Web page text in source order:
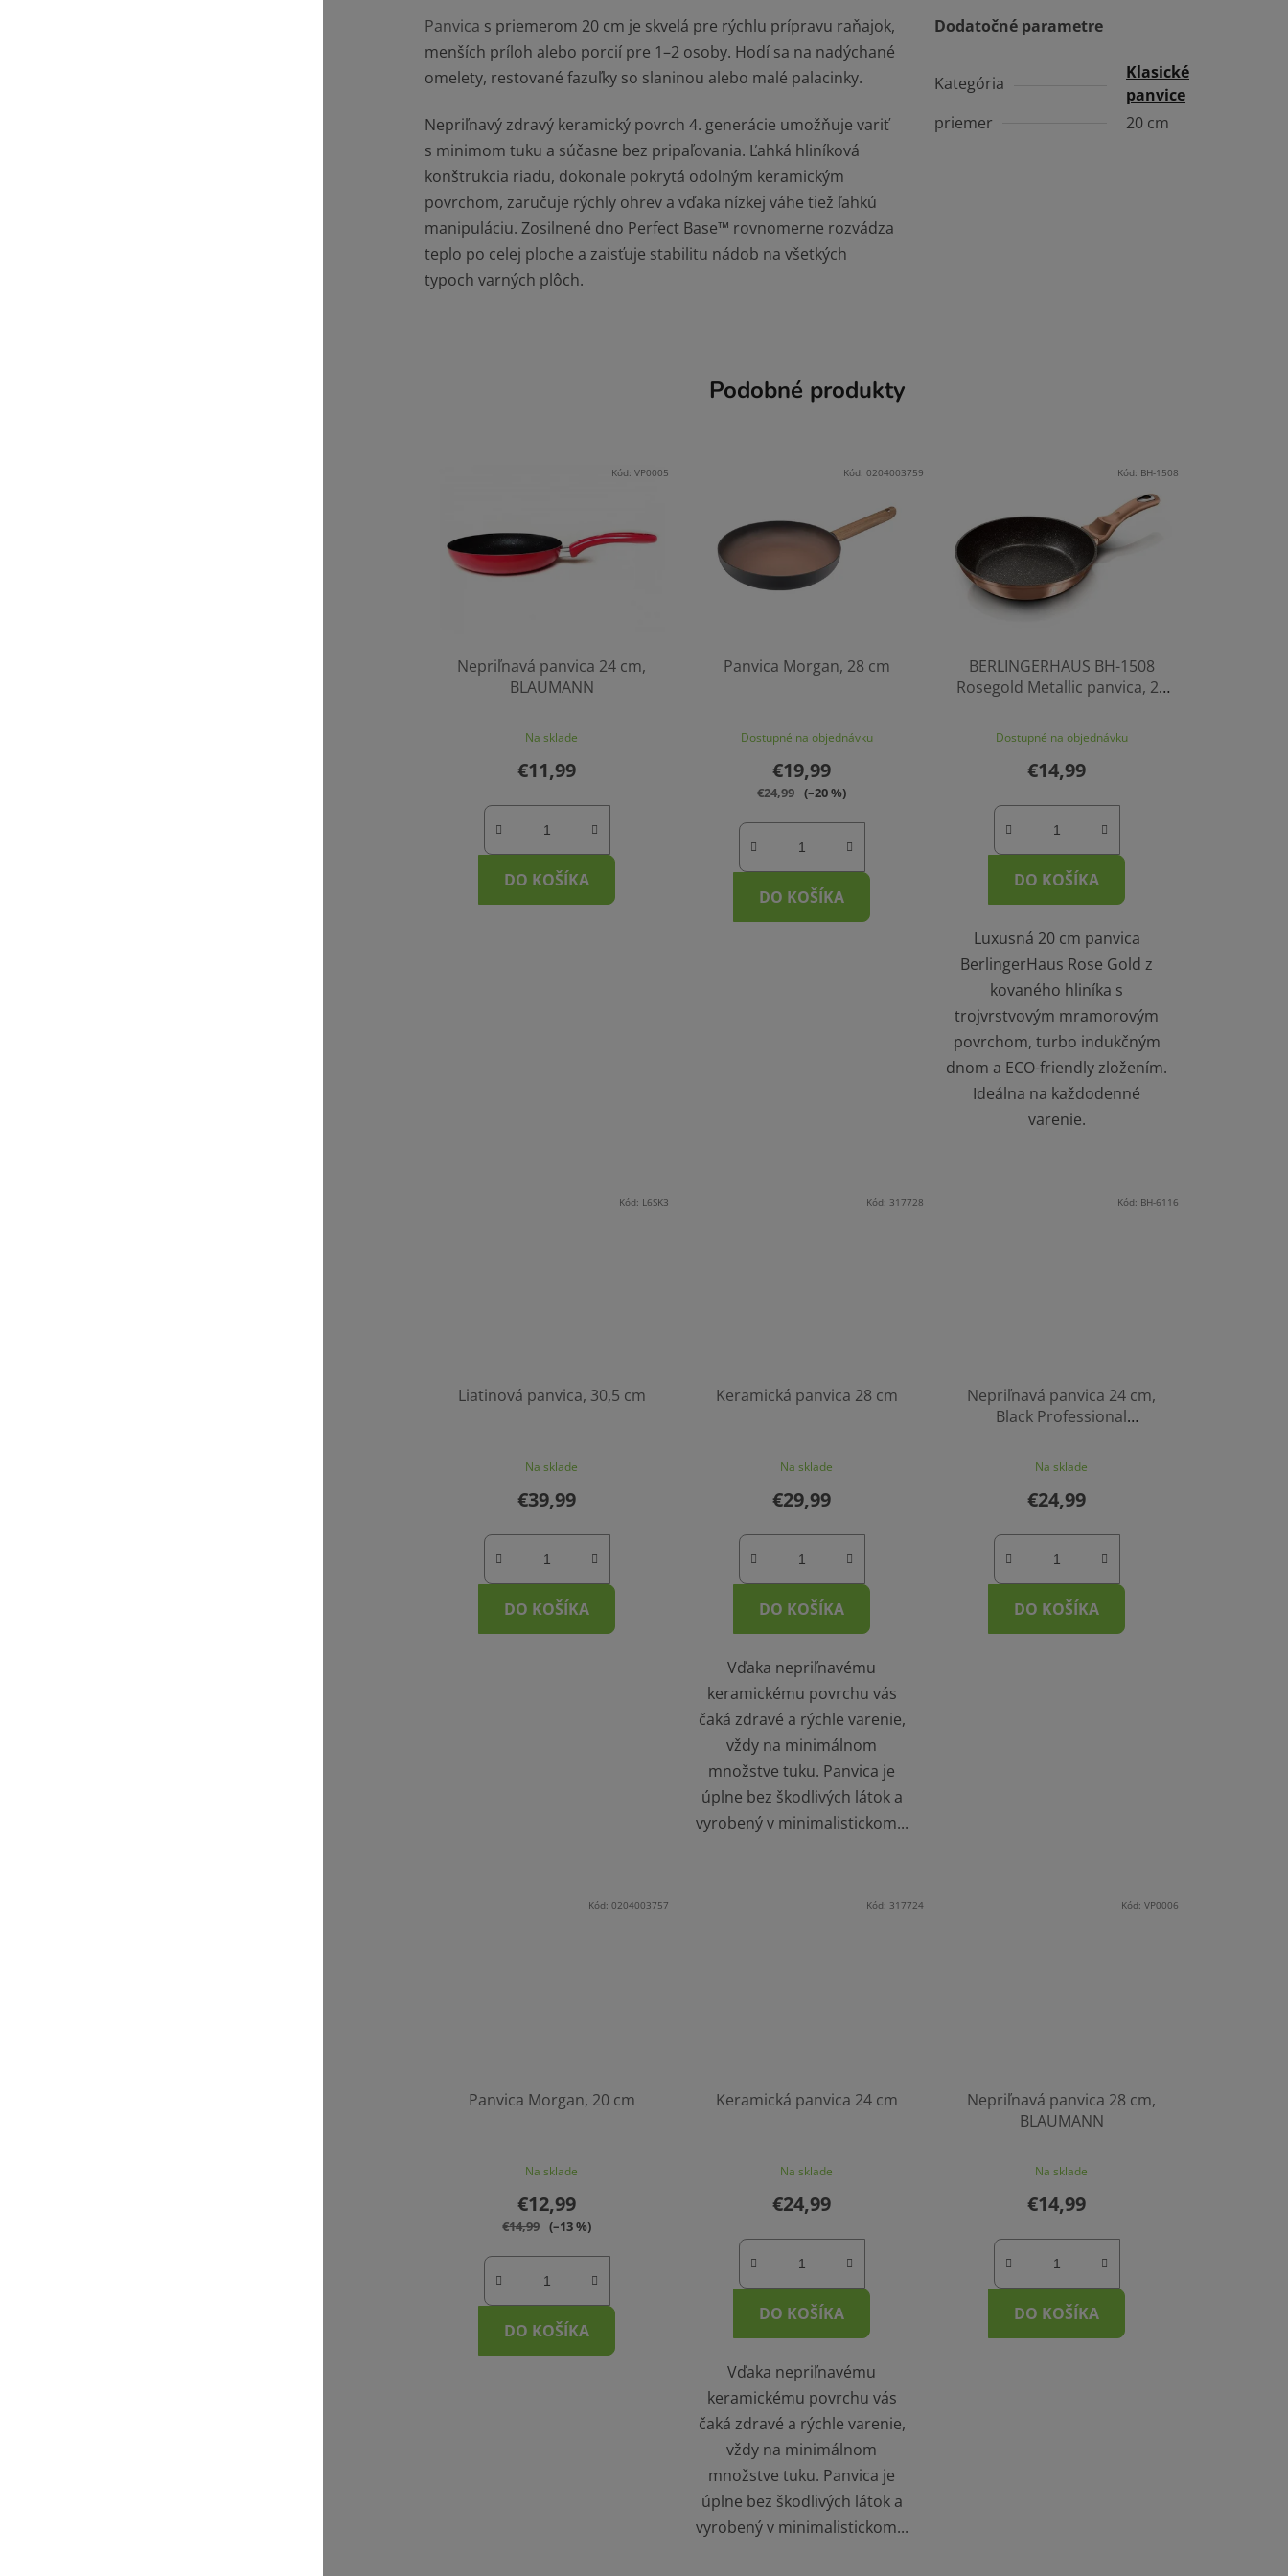
Panvica s priemerom 20 cm je skvelá pre rýchlu prípravu raňajok,
menších príloh alebo porcií pre 1–2 osoby. Hodí sa na nadýchané
omelety, restované fazuľky so slaninou alebo malé palacinky.
Nepriľnavý zdravý keramický povrch 4. generácie umožňuje variť
s minimom tuku a súčasne bez pripaľovania. Ľahká hliníková
konštrukcia riadu, dokonale pokrytá odolným keramickým
povrchom, zaručuje rýchly ohrev a vďaka nízkej váhe tiež ľahkú
manipuláciu. Zosilnené dno Perfect Base™ rovnomerne rozvádza
teplo po celej ploche a zaisťuje stabilitu nádob na všetkých
typoch varných plôch.
Dodatočné parametre
Kategória
Klasické
panvice
priemer
20 cm
Podobné produkty
Nepriľnavá panvica 24 cm,
BLAUMANN
Na sklade
€11,99
DO KOŠÍKA
Kód: VP0005
Panvica Morgan, 28 cm
Dostupné na objednávku
€19,99
€24,99 (–20 %)
DO KOŠÍKA
Kód: 0204003759
BERLINGERHAUS BH-1508
Rosegold Metallic panvica, 20
Dostupné na objednávku
€14,99
DO KOŠÍKA
Luxusná 20 cm panvica
BerlingerHaus Rose Gold z
kovaného hliníka s
trojvrstvovým mramorovým
povrchom, turbo indukčným
dnom a ECO-friendly zložením.
Ideálna na každodenné
varenie.
Kód: BH-1508
Liatinová panvica, 30,5 cm
Na sklade
€39,99
DO KOŠÍKA
Kód: L6SK3
Keramická panvica 28 cm
Na sklade
€29,99
DO KOŠÍKA
Vďaka nepriľnavému
keramickému povrchu vás
čaká zdravé a rýchle varenie,
vždy na minimálnom
množstve tuku. Panvica je
úplne bez škodlivých látok a
vyrobený v minimalistickom...
Kód: 317728
Nepriľnavá panvica 24 cm,
Black Professional
Na sklade
€24,99
DO KOŠÍKA
Kód: BH-6116
Panvica Morgan, 20 cm
Na sklade
€12,99
€14,99 (–13 %)
DO KOŠÍKA
Kód: 0204003757
Keramická panvica 24 cm
Na sklade
€24,99
DO KOŠÍKA
Vďaka nepriľnavému
keramickému povrchu vás
čaká zdravé a rýchle varenie,
vždy na minimálnom
množstve tuku. Panvica je
úplne bez škodlivých látok a
vyrobený v minimalistickom...
Kód: 317724
Nepriľnavá panvica 28 cm,
BLAUMANN
Na sklade
€14,99
DO KOŠÍKA
Kód: VP0006